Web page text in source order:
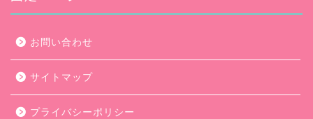
お問い合わせ
サイトマップ
プライバシーポリシー